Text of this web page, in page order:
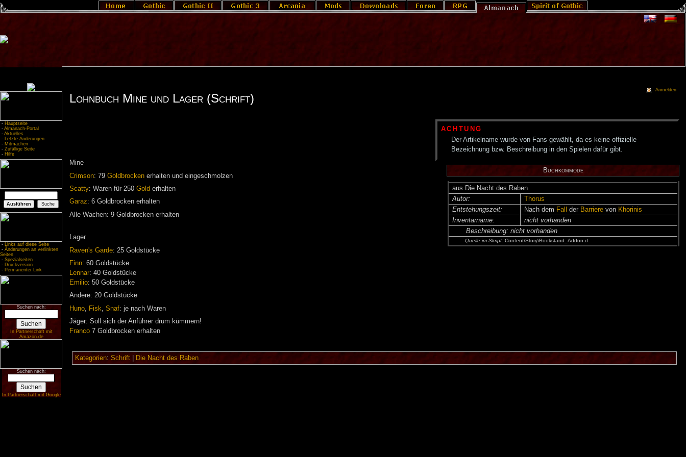
- Hauptseite
- Almanach-Portal
- Aktuelles
- Letzte Änderungen
- Mitmachen
- Zufällige Seite
- Hilfe
- Links auf diese Seite
- Änderungen an verlinkten
Seiten
- Spezialseiten
- Druckversion
- Permanenter Link
Suchen nach:
In Partnerschaft mit
Amazon.de
Suchen nach:
In Partnerschaft mit Google
Lohnbuch Mine und Lager (Schrift)
ACHTUNG
Der Artikelname wurde von Fans gewählt, da es keine offizielle
Bezeichnung bzw. Beschreibung in den Spielen dafür gibt.
Buchkommode
aus Die Nacht des Raben
Autor:
Thorus
Entsteh­ungs­zeit:
Nach dem Fall der Barriere von Khorinis
Inventar­name:
nicht vorhanden
Beschreibung: nicht vorhanden
Quelle im Skript: Content\Story\Bookstand_Addon.d
Mine
Crimson: 79 Goldbrockenerhalten und eingeschmolzen
Scatty: Waren für 250 Gold erhalten
Garaz: 6 Goldbrocken erhalten
Alle Wachen: 9 Goldbrocken erhalten
Lager
Raven's Garde: 25 Goldstücke
Finn: 60 Goldstücke
Lennar: 40 Goldstücke
Emilio: 50 Goldstücke
Andere: 20 Goldstücke
Huno, Fisk Snaf: je nach Waren
Jäger: Soll sich der Anführer drum kümmern!
Franco7 Goldbrocken erhalten
Kategorien: Schrift| Die Nacht des Raben
Anmelden